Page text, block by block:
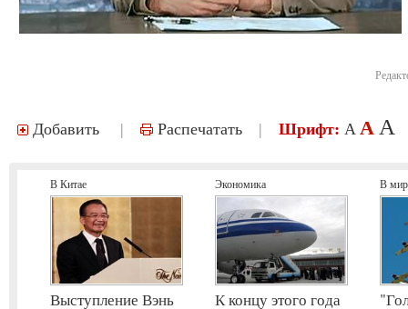
Добавить | Распечатать | Шрифт: A A A
В Китае
Выступление Вэнь
Экономика
К концу этого года
В